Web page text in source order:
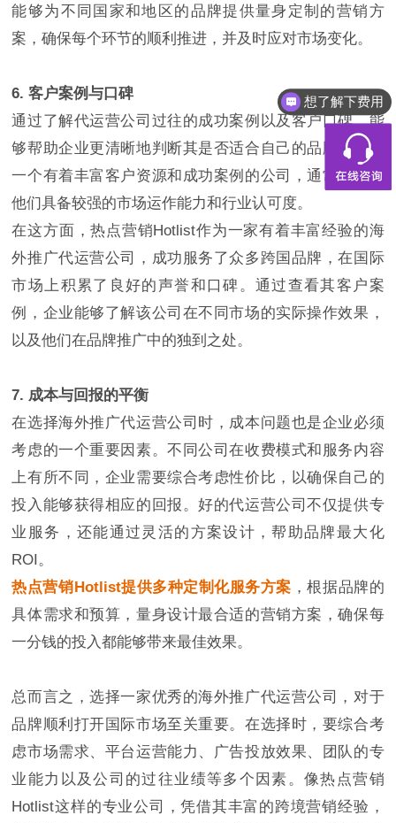
能够为不同国家和地区的品牌提供量身定制的营销方
案，确保每个环节的顺利推进，并及时应对市场变化。
6. 客户案例与口碑
通过了解代运营公司过往的成功案例以及客户口碑，能
够帮助企业更清晰地判断其是否适合自己的品牌需求。
一个有着丰富客户资源和成功案例的公司，通常意味着
他们具备较强的市场运作能力和行业认可度。
在这方面，热点营销Hotlist作为一家有着丰富经验的海
外推广代运营公司，成功服务了众多跨国品牌，在国际
市场上积累了良好的声誉和口碑。通过查看其客户案
例，企业能够了解该公司在不同市场的实际操作效果，
以及他们在品牌推广中的独到之处。
7. 成本与回报的平衡
在选择海外推广代运营公司时，成本问题也是企业必须
考虑的一个重要因素。不同公司在收费模式和服务内容
上有所不同，企业需要综合考虑性价比，以确保自己的
投入能够获得相应的回报。好的代运营公司不仅提供专
业服务，还能通过灵活的方案设计，帮助品牌最大化
ROI。
热点营销Hotlist提供多种定制化服务方案 ，根据品牌的
具体需求和预算，量身设计最合适的营销方案，确保每
一分钱的投入都能够带来最佳效果。
总而言之，选择一家优秀的海外推广代运营公司，对于
品牌顺利打开国际市场至关重要。在选择时，要综合考
虑市场需求、平台运营能力、广告投放效果、团队的专
业能力以及公司的过往业绩等多个因素。像热点营销
Hotlist这样的专业公司，凭借其丰富的跨境营销经验，
都有什么服务